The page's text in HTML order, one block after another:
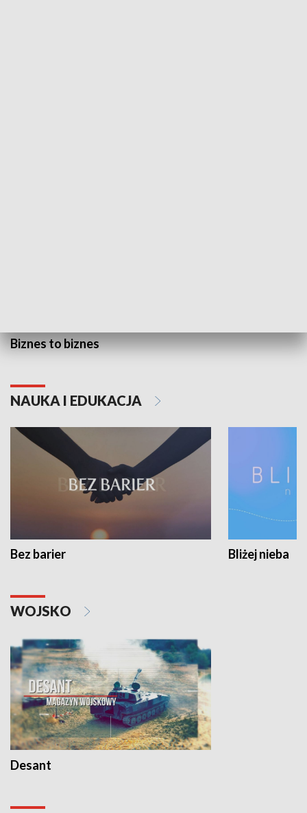
Biznes to biznes
NAUKA I EDUKACJA
Bez barier Bliżej nieba
WOJSKO
Desant